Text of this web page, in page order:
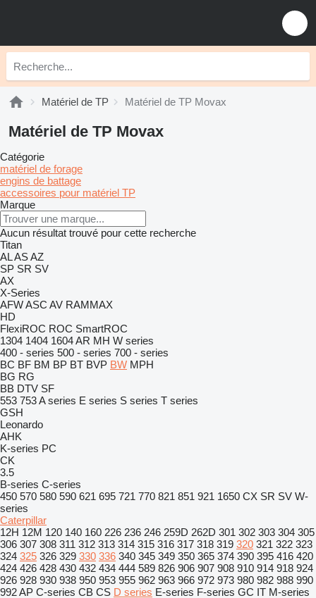
Matériel de TP Matériel de TP Movax
Matériel de TP Movax
Catégorie
matériel de forage
engins de battage
accessoires pour matériel TP
Marque
Aucun résultat trouvé pour cette recherche
Titan
ALASAZ
SP SR SV
AX
X-Series
AFWASC AV RAMMAX
HD
FlexiROC ROC SmartROC
1304 1404 1604AR MH W series
400 - series 500 - series 700 - series
BC BF BM BP BT BVP BW MPH
BG RG
BB DTV SF
553 753A series E series S series T series
GSH
Leonardo
AHK
K-series PC
CK
3.5
B-series C-series
450 570 580 590 621 695 721 770 821 851 921 1650 CX SR SV W-
series
Caterpillar
12H 12M 120 140 160 226 236 246 259D 262D 301 302 303 304 305
306 307 308 311 312 313 314 315 316 317 318 319 320 321 322 323
324 325 326 329 330 336 340 345 349 350 365 374 390 395 416 420
424 426 428 430 432 434 444 589 826 906 907 908 910 914 918 924
926 928 930 938 950 953 955 962 963 966 972 973 980 982 988 990
992AP C-series CB CS D series E-series F-series GC IT M-series